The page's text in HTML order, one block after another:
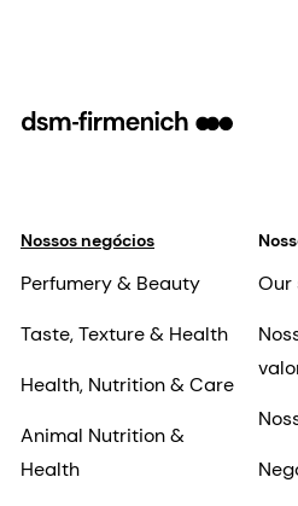
Nossos negócios
Perfumery & Beauty
Taste, Texture & Health
Health, Nutrition & Care
Animal Nutrition &
Health
Our